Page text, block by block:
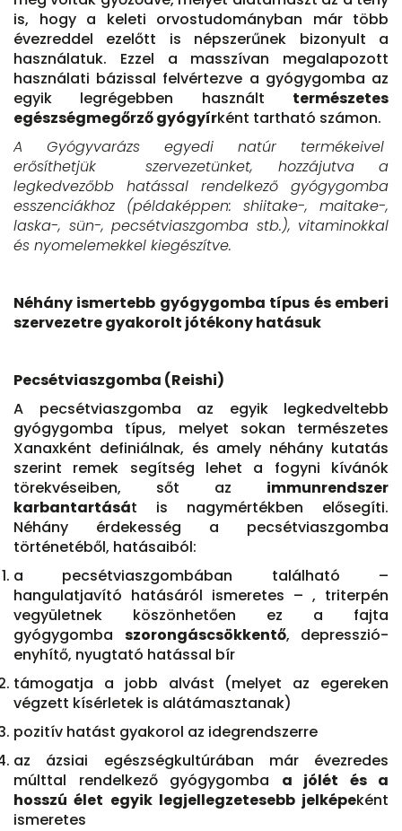
is, hogy a keleti orvostudományban már több
évezreddel ezelőtt is népszerűnek bizonyult a
használatuk. Ezzel a masszívan megalapozott
használati bázissal felvértezve a gyógygomba az
egyik legrégebben használt természetes
egészségmegőrző gyógyírként tartható számon.
A Gyógyvarázs egyedi natúr termékeivel
erősíthetjük szervezetünket, hozzájutva a
legkedvezőbb hatással rendelkező gyógygomba
esszenciákhoz (példaképpen: shiitake-, maitake-,
laska-, sün-, pecsétviaszgomba stb.), vitaminokkal
és nyomelemekkel kiegészítve.
Néhány ismertebb gyógygomba típus és emberi
szervezetre gyakorolt jótékony hatásuk
Pecsétviaszgomba (Reishi)
A pecsétviaszgomba az egyik legkedveltebb
gyógygomba típus, melyet sokan természetes
Xanaxként definiálnak, és amely néhány kutatás
szerint remek segítség lehet a fogyni kívánók
törekvéseiben, sőt az immunrendszer
karbantartását is nagymértékben elősegíti.
Néhány érdekesség a pecsétviaszgomba
történetéből, hatásaiból:
a pecsétviaszgombában található –
hangulatjavító hatásáról ismeretes – , triterpén
vegyületnek köszönhetően ez a fajta
gyógygomba szorongáscsökkentő, depresszió-
enyhítő, nyugtató hatással bír
támogatja a jobb alvást (melyet az egereken
végzett kísérletek is alátámasztanak)
pozitív hatást gyakorol az idegrendszerre
az ázsiai egészségkultúrában már évezredes
múlttal rendelkező gyógygomba a jólét és a
hosszú élet egyik legjellegzetesebb jelképeként
ismeretes